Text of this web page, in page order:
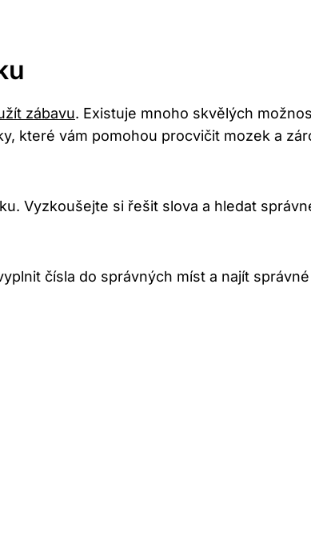
zábavu. Existuje mnoho skvělých
které vám pomohou procvičit mozek a
Vyzkoušejte si řešit slova a hledat
čísla do správných míst a najít